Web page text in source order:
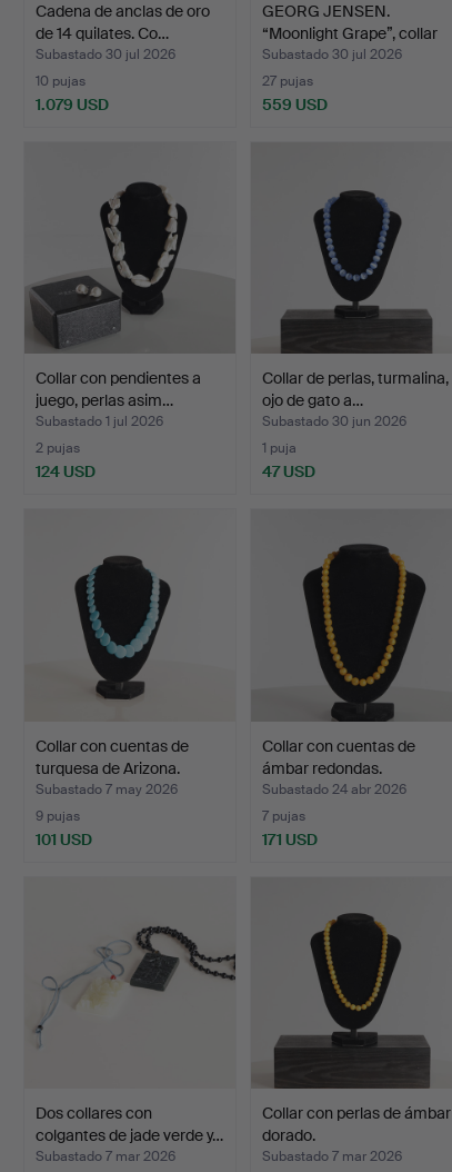
Cadena de anclas de oro
de 14 quilates. Co…
Subastado 30 jul 2026
10 pujas
1.079 USD
GEORG JENSEN.
“Moonlight Grape”, collar
de…
Subastado 30 jul 2026
27 pujas
559 USD
Collar con pendientes a
juego, perlas asim…
Subastado 1 jul 2026
2 pujas
124 USD
Collar de perlas, turmalina,
ojo de gato a…
Subastado 30 jun 2026
1 puja
47 USD
Collar con cuentas de
turquesa de Arizona.
Subastado 7 may 2026
9 pujas
101 USD
Collar con cuentas de
ámbar redondas.
Subastado 24 abr 2026
7 pujas
171 USD
Dos collares con
colgantes de jade verde y…
Subastado 7 mar 2026
Collar con perlas de ámbar
dorado.
Subastado 7 mar 2026